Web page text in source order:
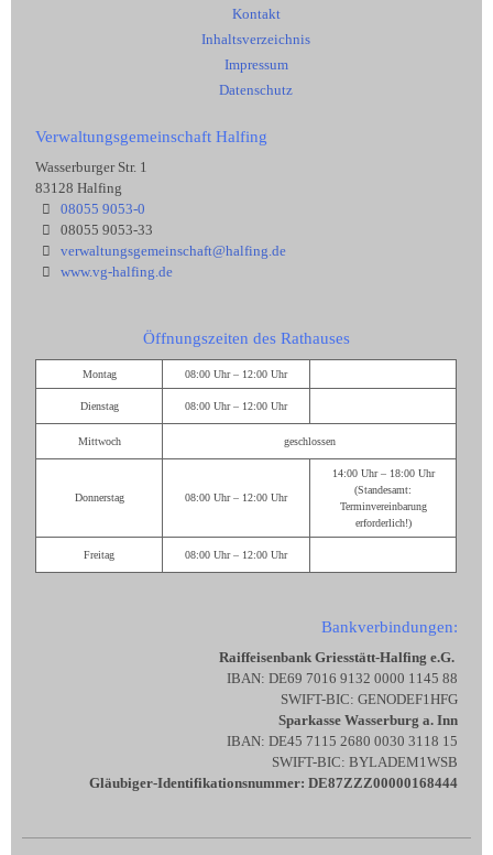
Kontakt
Inhaltsverzeichnis
Impressum
Datenschutz
Verwaltungsgemeinschaft Halfing
Wasserburger Str. 1
83128 Halfing
08055 9053-0
08055 9053-33
verwaltungsgemeinschaft@halfing.de
www.vg-halfing.de
Öffnungszeiten des Rathauses
Montag 08:00 Uhr – 12:00 Uhr
Dienstag 08:00 Uhr – 12:00 Uhr
Mittwoch geschlossen
Donnerstag 08:00 Uhr – 12:00 Uhr
14:00 Uhr – 18:00 Uhr
(Standesamt:
Terminvereinbarung
erforderlich!)
Freitag 08:00 Uhr – 12:00 Uhr
Bankverbindungen:
Raiffeisenbank Griesstätt-Halfing e.G.
IBAN: DE69 7016 9132 0000 1145 88
SWIFT-BIC: GENODEF1HFG
Sparkasse Wasserburg a. Inn
IBAN: DE45 7115 2680 0030 3118 15
SWIFT-BIC: BYLADEM1WSB
Gläubiger-Identifikationsnummer: DE87ZZZ00000168444